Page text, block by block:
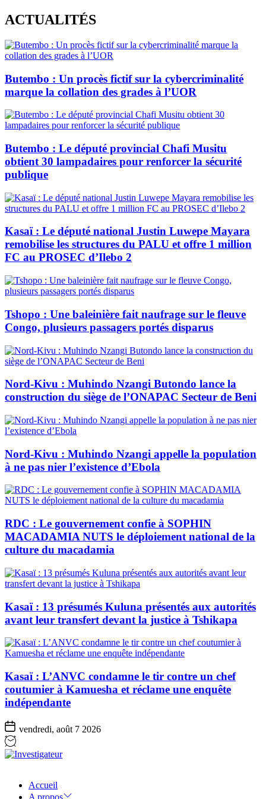
Skip
to
content
ACTUALITÉS
Butembo : Un procès fictif sur la cybercriminalité
marque la collation des grades à l’UOR
Butembo : Le député provincial Chafi Musitu
obtient 30 lampadaires pour renforcer la sécurité
publique
Kasaï : Le député national Justin Luwepe Mayara
remobilise les structures du PALU et offre 1 million
FC au PROSEC d’Ilebo 2
Tshopo : Une baleinière fait naufrage sur le fleuve
Congo, plusieurs passagers portés disparus
Nord-Kivu : Muhindo Nzangi Butondo lance la
construction du siège de l’ONAPAC Secteur de Beni
Nord-Kivu : Muhindo Nzangi appelle la population
à ne pas nier l’existence d’Ebola
RDC : Le gouvernement confie à SOPHIN
MACADAMIA NUTS le déploiement national de la
culture du macadamia
Kasaï : 13 présumés Kuluna présentés aux autorités
avant leur transfert devant la justice à Tshikapa
Kasaï : L’ANVC condamne le tir contre un chef
coutumier à Kamuesha et réclame une enquête
indépendante
vendredi, août 7 2026
Accueil
A propos